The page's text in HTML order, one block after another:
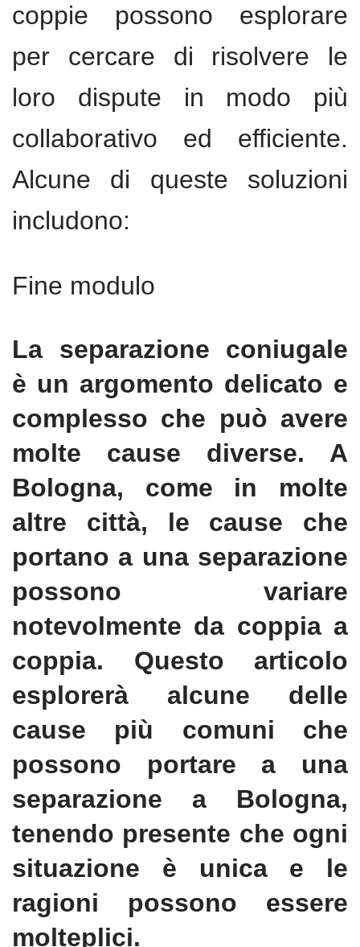
coppie possono esplorare
per cercare di risolvere le
loro dispute in modo più
collaborativo ed efficiente.
Alcune di queste soluzioni
includono:
Fine modulo
La separazione coniugale
è un argomento delicato e
complesso che può avere
molte cause diverse. A
Bologna, come in molte
altre città, le cause che
portano a una separazione
possono variare
notevolmente da coppia a
coppia. Questo articolo
esplorerà alcune delle
cause più comuni che
possono portare a una
separazione a Bologna,
tenendo presente che ogni
situazione è unica e le
ragioni possono essere
molteplici.